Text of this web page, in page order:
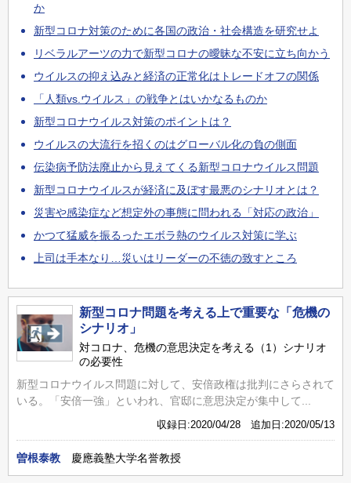
か
新型コロナ対策のために各国の政治・社会構造を研究せよ
リベラルアーツの力で新型コロナの曖昧な不安に立ち向かう
ウイルスの抑え込みと経済の正常化はトレードオフの関係
「人類vs.ウイルス」の戦争とはいかなるものか
新型コロナウイルス対策のポイントは？
ウイルスの大流行を招くのはグローバル化の負の側面
伝染病予防法廃止から見えてくる新型コロナウイルス問題
新型コロナウイルスが経済に及ぼす最悪のシナリオとは？
災害や感染症など想定外の事態に問われる「対応の政治」
かつて猛威を振るったエボラ熱のウイルス対策に学ぶ
上司は手本なり…災いはリーダーの不徳の致すところ
新型コロナ問題を考える上で重要な「危機の
シナリオ」
対コロナ、危機の意思決定を考える（1）シナリオ
の必要性
新型コロナウイルス問題に対して、安倍政権は批判にさらされて
いる。「安倍一強」といわれ、官邸に意思決定が集中して...
収録日:2020/04/28 追加日:2020/05/13
曽根泰教 慶應義塾大学名誉教授